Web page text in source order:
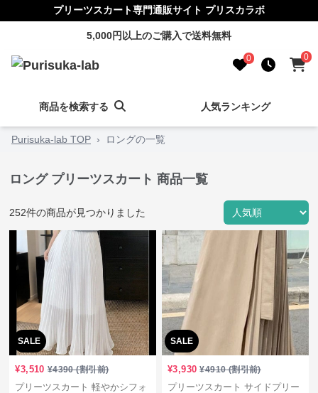
プリーツスカート専門通販サイト プリスカラボ
5,000円以上のご購入で送料無料
0 0
商品を検索する 人気ランキング
Purisuka-lab TOP › ロングの一覧
ロング プリーツスカート 商品一覧
252件の商品が見つかりました
SALE
¥3,510 ¥4390(割引前)
プリーツスカート 軽やかシフォ
SALE
¥3,930 ¥4910(割引前)
プリーツスカート サイドプリー